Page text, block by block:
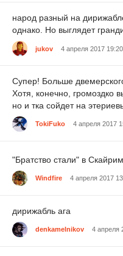
народ разный на
однако. Но выглядет
jukov 4 апреля 2017 19:20
Супер! Больше
Хотя, конечно, громоздко
но и тка сойдет на
TokiFuko 4 апреля 2017
"Братство стали" в
Windfire 4 апреля 2017
дирижабль ага
denkamelnikov 4 апреля